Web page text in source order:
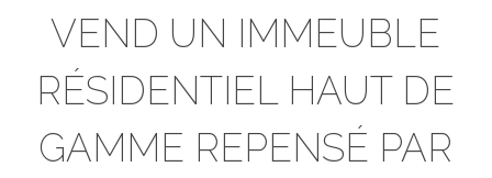
VEND UN IMMEUBLE
RÉSIDENTIEL HAUT DE
GAMME REPENSÉ PAR